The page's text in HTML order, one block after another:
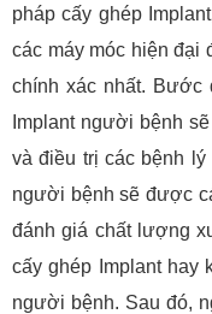
pháp cấy ghép
các máy móc hiện đại
chính xác nhất. Bước
Implant người bệnh
và điều trị các bệnh lý
người bệnh sẽ được
đánh giá chất lượng
cấy ghép Implant hay
người bệnh. Sau đó,